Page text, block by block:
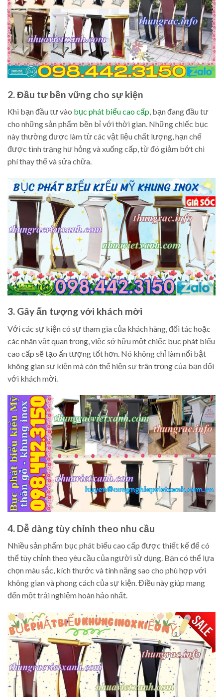
2. Đầu tư bền vững cho sự kiện
Khi bạn đầu tư vào bục phát biểu cao cấp, bạn đang đầu tư
cho những sản phẩm bền bỉ với thời gian. Những chiếc bục
này thường được làm từ các vật liệu chất lượng, hạn chế
được tình trạng hư hỏng và xuống cấp, từ đó giảm bớt chi
phí thay thế và sửa chữa.
3. Gây ấn tượng với khách mời
Với các sự kiện có sự tham gia của khách hàng, đối tác hoặc
các nhân vật quan trọng, việc sở hữu một chiếc bục phát biểu
cao cấp sẽ tạo ấn tượng tốt hơn. Nó không chỉ làm nổi bật
không gian sự kiện mà còn thể hiện sự trân trọng của bạn đối
với khách mời.
4. Dễ dàng tùy chỉnh theo nhu cầu
Nhiều sản phẩm bục phát biểu cao cấp được thiết kế để có
thể tùy chỉnh theo yêu cầu của người sử dụng. Bạn có thể lựa
chọn màu sắc, kích thước và tính năng sao cho phù hợp với
không gian và phong cách của sự kiện. Điều này giúp mang
đến một trải nghiệm hoàn hảo nhất.